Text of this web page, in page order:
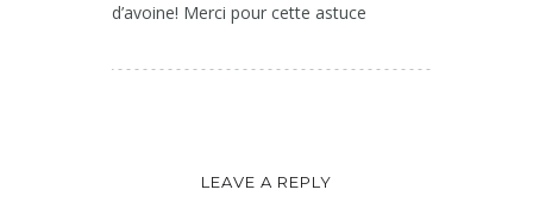
d’avoine! Merci pour cette astuce
LEAVE A REPLY